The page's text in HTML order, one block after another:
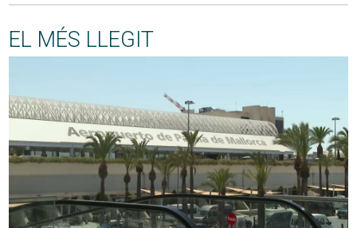
EL MÉS LLEGIT